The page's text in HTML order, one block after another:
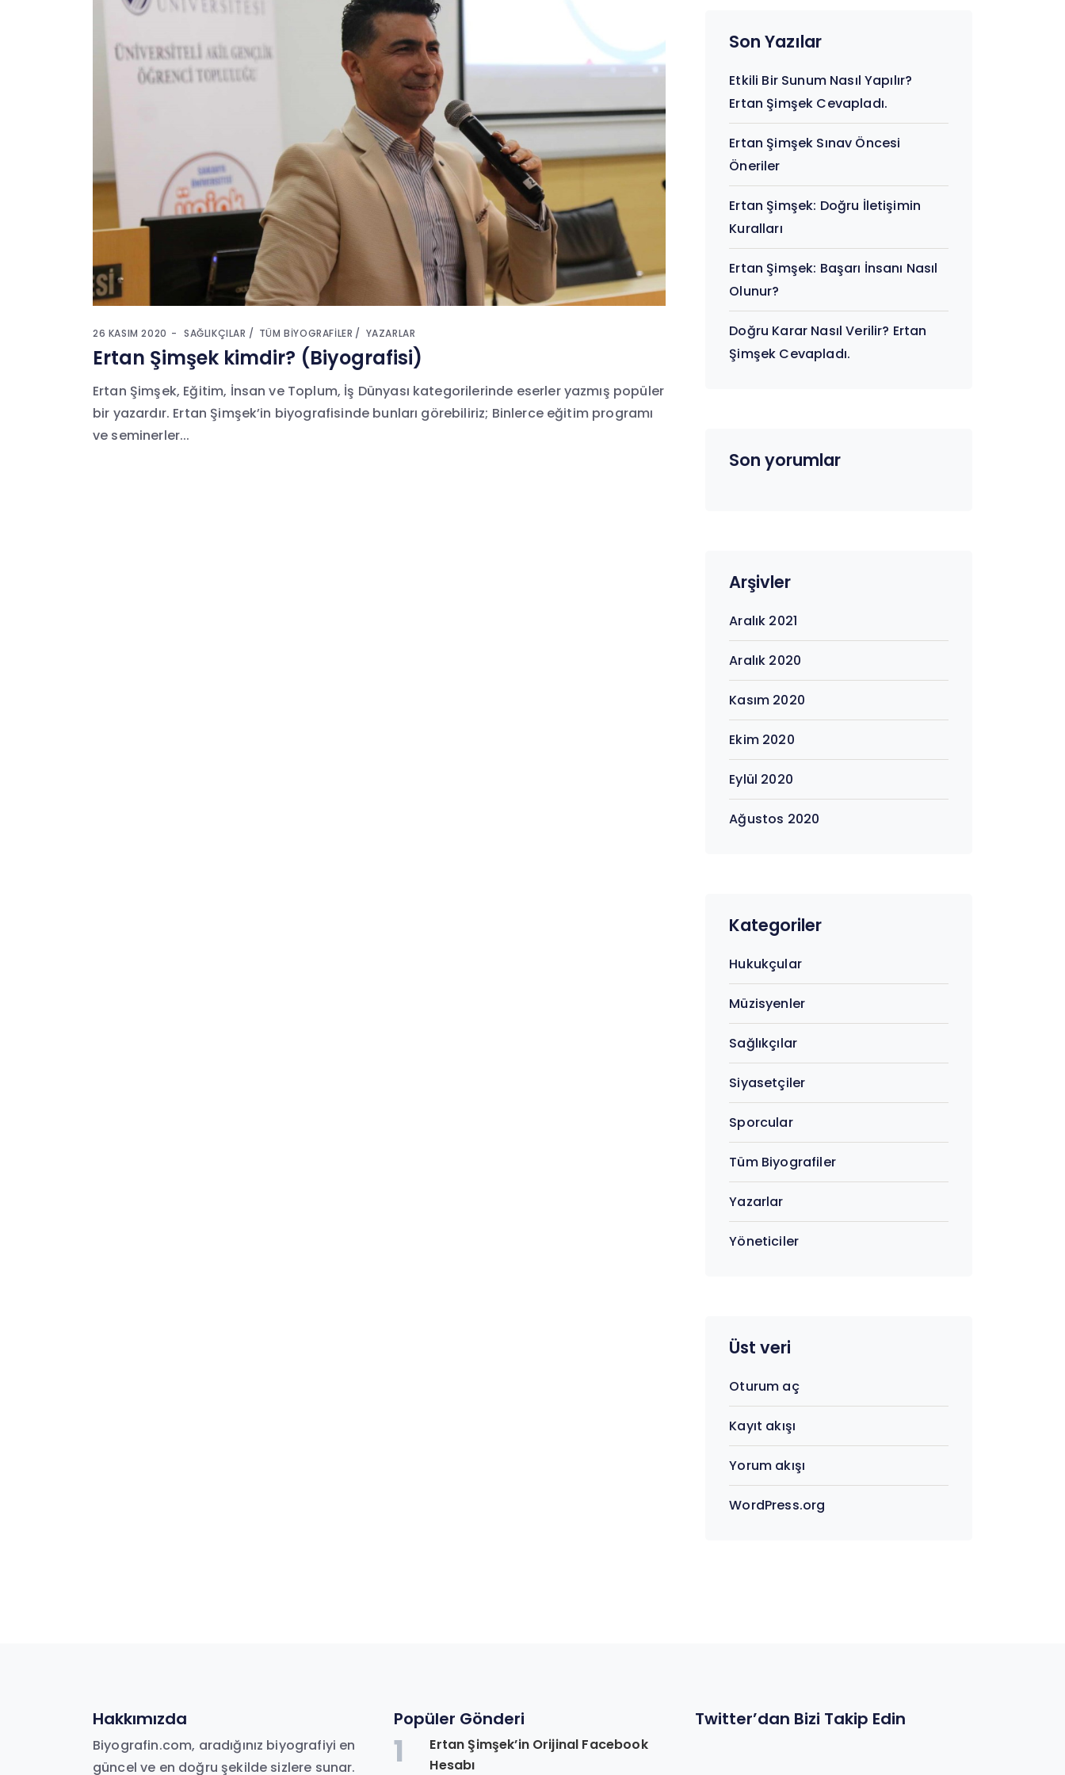
26 KASIM 2020 SAĞLIKÇILAR TÜM BIYOGRAFILER YAZARLAR
Ertan Şimşek kimdir? (Biyografisi)
Ertan Şimşek, Eğitim, İnsan ve Toplum, İş Dünyası kategorilerinde eserler yazmış popüler
bir yazardır. Ertan Şimşek’in biyografisinde bunları görebiliriz; Binlerce eğitim programı
ve seminerler...
Son Yazılar
Etkili Bir Sunum Nasıl Yapılır?
Ertan Şimşek Cevapladı.
Ertan Şimşek Sınav Öncesi
Öneriler
Ertan Şimşek: Doğru İletişimin
Kuralları
Ertan Şimşek: Başarı İnsanı Nasıl
Olunur?
Doğru Karar Nasıl Verilir? Ertan
Şimşek Cevapladı.
Son yorumlar
Arşivler
Aralık 2021
Aralık 2020
Kasım 2020
Ekim 2020
Eylül 2020
Ağustos 2020
Kategoriler
Hukukçular
Müzisyenler
Sağlıkçılar
Siyasetçiler
Sporcular
Tüm Biyografiler
Yazarlar
Yöneticiler
Üst veri
Oturum aç
Kayıt akışı
Yorum akışı
WordPress.org
Hakkımızda
Biyografin.com, aradığınız biyografiyi en
güncel ve en doğru şekilde sizlere sunar.
Popüler Gönderi
1
Ertan Şimşek’in Orijinal Facebook
Hesabı
Twitter’dan Bizi Takip Edin